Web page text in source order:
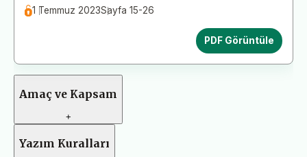
1 Temmuz 2023Sayfa 15-26
PDF Görüntüle
Amaç ve Kapsam
+
Yazım Kuralları